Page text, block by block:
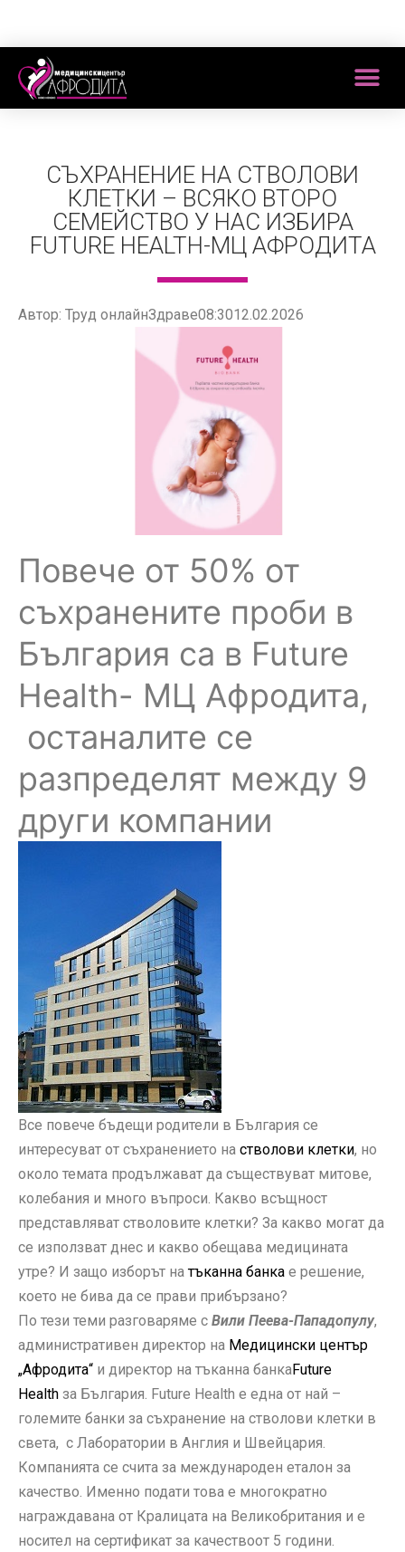
СЪХРАНЕНИЕ НА СТВОЛОВИ
КЛЕТКИ – ВСЯКО ВТОРО
СЕМЕЙСТВО У НАС ИЗБИРА
FUTURE HEALTH-МЦ АФРОДИТА
Автор: Труд онлайнЗдраве08:3012.02.2026
Повече от 50% от
съхранените проби в
България са в Future
Health- МЦ Афродита,
останалите се
разпределят между 9
други компании
Все повече бъдещи родители в България се
интересуват от съхранението на стволови клетки, но
около темата продължават да съществуват митове,
колебания и много въпроси. Какво всъщност
представляват стволовите клетки? За какво могат да
се използват днес и какво обещава медицината
утре? И защо изборът натъканна банка е решение,
което не бива да се прави прибързано?
По тези теми разговаряме с Вили Пеева-Пападопулу,
административен директор на Медицински център
„Афродита“ и директор на тъканна банкаFuture
Health за България. Future Health е една от най –
големите банки за съхранение на стволови клетки в
света, с Лаборатории в Англия и Швейцария.
Компанията се счита за международен еталон за
качество. Именно подати това е многократно
награждавана от Кралицата на Великобритания и е
носител на сертификат за качествоот 5 години.